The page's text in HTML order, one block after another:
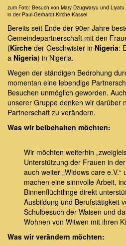
zum Foto: Besuch von Mary Dzugwaryu und
in der Paul-Gerhardt-Kirche Kassel
Bereits seit Ende der 90er Jahre
Gemeindepartnerschaft mit den
(Kirche der Geschwister in Nigeria:
a Nigeria) in Nigeria.
Wegen der ständigen Bedrohung
momentan eine lebendige
Besuchen unmöglich geworden.
unserer Gruppe denken wir darüber
Partnerschaft zu verändern.
Was wir beibehalten möchten:
Wir möchten weiterhin
Unterstützung der Frauen in
auch weiter „Widows care e.V.“
machen eine sinnvolle Arbeit,
Binnenflüchtlinge direkt
Ausbildung und Berufstätigkeit
Schulbesuch der Waisen und
Wohnen von Witwen mit ihren
Was wir verändern möchten: